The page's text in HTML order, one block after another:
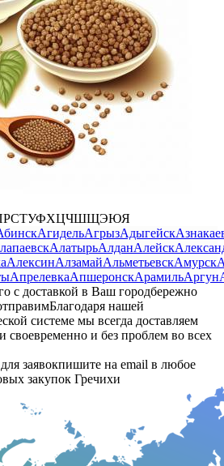
РСТУФХЦЧШЩЭЮЯ
АгидельАгрызАдыгейск
АлатырьАлданАлейск
АлексинАлзамайАльметьевскАмурск
АпрелевкаАпшеронскАрамильАргун
с доставкой в Ваш городбережно
Благодаря нашей
системе мы всегда доставляем
своевременно и без проблем во всех
для заявокпишите на email в любое
закупок Гречихи